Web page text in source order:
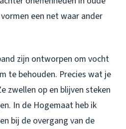
een net waar ander
zijn ontworpen om vocht
te behouden. Precies wat je
zwellen op en blijven steken
In de Hogemaat heb ik
bij de overgang van de